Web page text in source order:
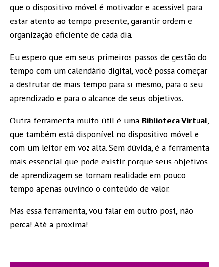
que o dispositivo móvel é motivador e acessível para
estar atento ao tempo presente, garantir ordem e
organização eficiente de cada dia.
Eu espero que em seus primeiros passos de gestão do
tempo com um calendário digital, você possa começar
a desfrutar de mais tempo para si mesmo, para o seu
aprendizado e para o alcance de seus objetivos.
Outra ferramenta muito útil é uma Biblioteca Virtual,
que também está disponível no dispositivo móvel e
com um leitor em voz alta. Sem dúvida, é a ferramenta
mais essencial que pode existir porque seus objetivos
de aprendizagem se tornam realidade em pouco
tempo apenas ouvindo o conteúdo de valor.
Mas essa ferramenta, vou falar em outro post, não
perca! Até a próxima!